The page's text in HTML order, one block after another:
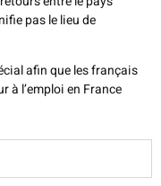
pas le lieu de
afin que les français
à l’emploi en France